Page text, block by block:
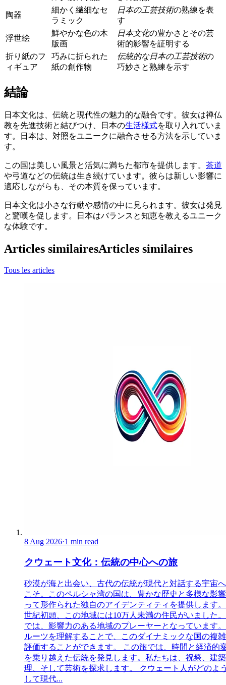
陶器
細かく繊細なセ
ラミック
日本の工芸技術の熟練を表
す
浮世絵
鮮やかな色の木
版画
日本文化の豊かさとその芸
術的影響を証明する
折り紙のフ
ィギュア
巧みに折られた
紙の創作物
伝統的な日本の工芸技術の
巧妙さと熟練を示す
結論
日本文化は、伝統と現代性の魅力的な融合です。彼女は禅仏
教を先進技術と結びつけ、日本の生活様式を取り入れていま
す。日本は、対照をユニークに融合させる方法を示していま
す。
この国は美しい風景と活気に満ちた都市を提供します。 茶道
や弓道などの伝統は生き続けています。彼らは新しい影響に
適応しながらも、その本質を保っています。
日本文化は小さな行動や感情の中に見られます。彼女は発見
と驚嘆を促します。日本はバランスと知恵を教えるユニーク
な体験です。
Articles similairesArticles similaires
Tous les articles
8 Aug 2026·1 min read
クウェート文化：伝統の中心への旅
砂漠が海と出会い、古代の伝統が現代と対話する宇宙
こそ。このペルシャ湾の国は、豊かな歴史と多様な影
って形作られた独自のアイデンティティを提供します
世紀初頭、この地域には10万人未満の住民がいました
では、影響力のある地域のプレーヤーとなっています
ルーツを理解することで、このダイナミックな国の複
評価することができます。 この旅では、時間と経済的
を乗り越えた伝統を発見します。私たちは、祝祭、建
理、そして芸術を探求します。 クウェート人がどのよ
して現代...